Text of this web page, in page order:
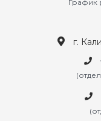
График
г.